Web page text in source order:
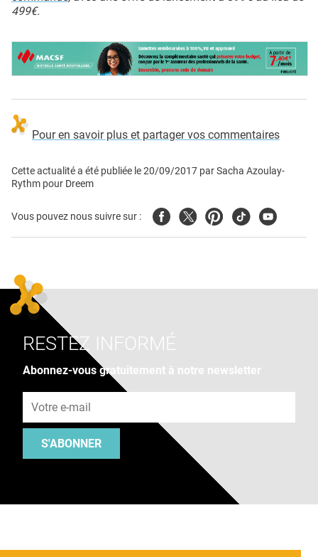
499€.
Pour en savoir plus et partager vos commentaires
Cette actualité a été publiée le20/09/2017 parSacha Azoulay-
Rythm pour Dreem
Vous pouvez nous suivre sur : FacebookTwitterPinterest
TiktokYoutube
RESTEZ INFORMÉ
Abonnez-vous gratuitement à notre newsletter
S'ABONNER